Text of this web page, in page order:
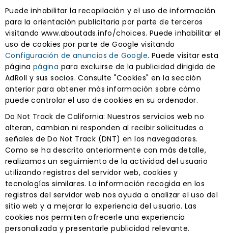
Puede inhabilitar la recopilación y el uso de información
para la orientación publicitaria por parte de terceros
visitando www.aboutads.info/choices. Puede inhabilitar el
uso de cookies por parte de Google visitando
Configuración de anuncios de Google. Puede visitar esta
página página para excluirse de la publicidad dirigida de
AdRoll y sus socios. Consulte "Cookies" en la sección
anterior para obtener más información sobre cómo
puede controlar el uso de cookies en su ordenador.
Do Not Track de California: Nuestros servicios web no
alteran, cambian ni responden al recibir solicitudes o
señales de Do Not Track (DNT) en los navegadores.
Como se ha descrito anteriormente con más detalle,
realizamos un seguimiento de la actividad del usuario
utilizando registros del servidor web, cookies y
tecnologías similares. La información recogida en los
registros del servidor web nos ayuda a analizar el uso del
sitio web y a mejorar la experiencia del usuario. Las
cookies nos permiten ofrecerle una experiencia
personalizada y presentarle publicidad relevante.